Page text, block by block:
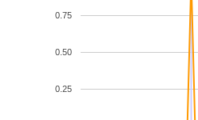
0.25
0.50
0.75